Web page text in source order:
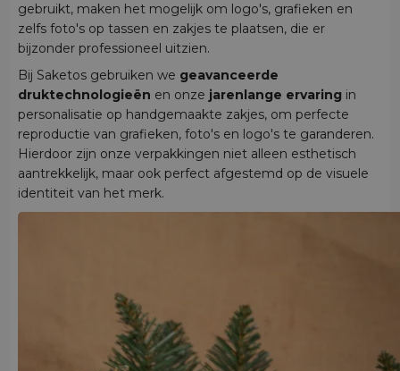
gebruikt, maken het mogelijk om logo's, grafieken en
zelfs foto's op tassen en zakjes te plaatsen, die er
bijzonder professioneel uitzien.
Bij Saketos gebruiken we geavanceerde
druktechnologieën en onze jarenlange ervaring in
personalisatie op handgemaakte zakjes, om perfecte
reproductie van grafieken, foto's en logo's te garanderen.
Hierdoor zijn onze verpakkingen niet alleen esthetisch
aantrekkelijk, maar ook perfect afgestemd op de visuele
identiteit van het merk.